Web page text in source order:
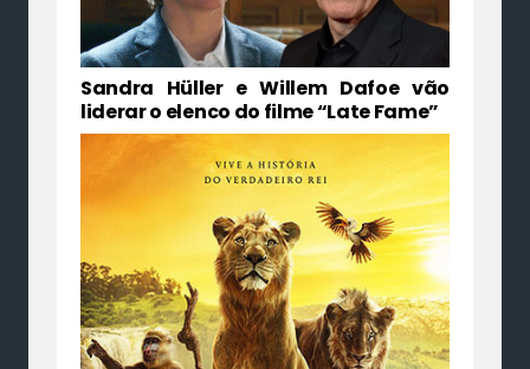
Sandra Hüller e Willem Dafoe vão
liderar o elenco do filme “Late Fame”